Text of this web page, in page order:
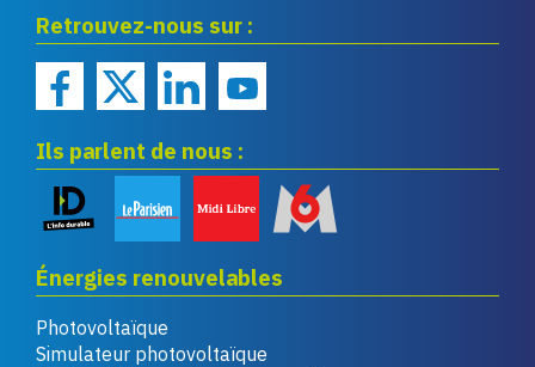
renouvelables
Retrouvez-nous sur :
Ils parlent de nous :
Énergies renouvelables
Photovoltaïque
Simulateur photovoltaïque